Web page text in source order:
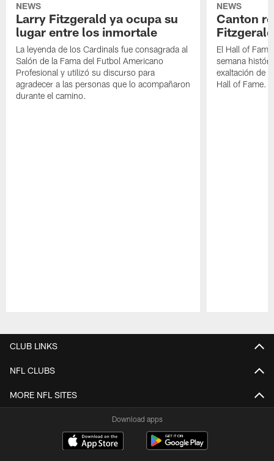
NEWS
Larry Fitzgerald ya ocupa su
lugar entre los inmortale
La leyenda de los Cardinals fue consagrada al
Salón de la Fama del Futbol Americano
Profesional y utilizó su discurso para
agradecer a las personas que lo acompañaron
durante el camino.
NEWS
Canton
El Hall of
semana
exaltación de
Hall of Fame.
CLUB LINKS
NFL CLUBS
MORE NFL SITES
Download apps